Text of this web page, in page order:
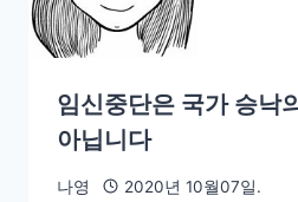
임신중단은 국가 승낙
아닙니다
나영 2020년 10월07일.